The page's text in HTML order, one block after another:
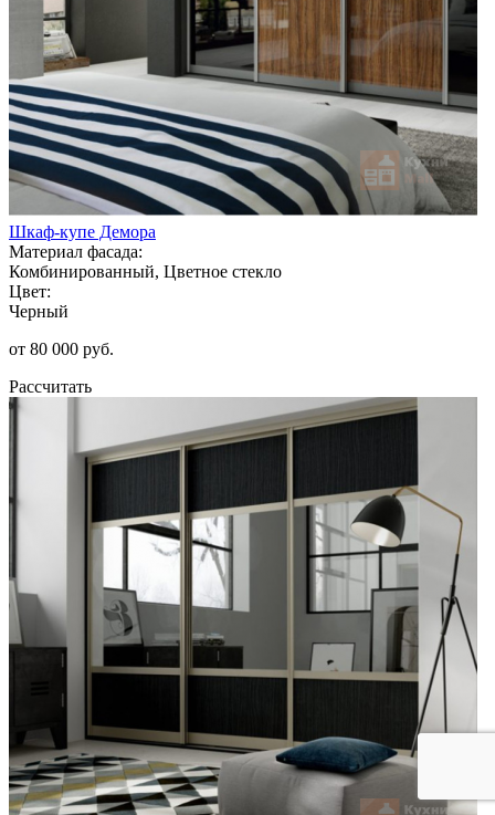
Шкаф-купе Демора
Материал фасада:
Комбинированный, Цветное стекло
Цвет:
Черный
от 80 000 руб.
Рассчитать